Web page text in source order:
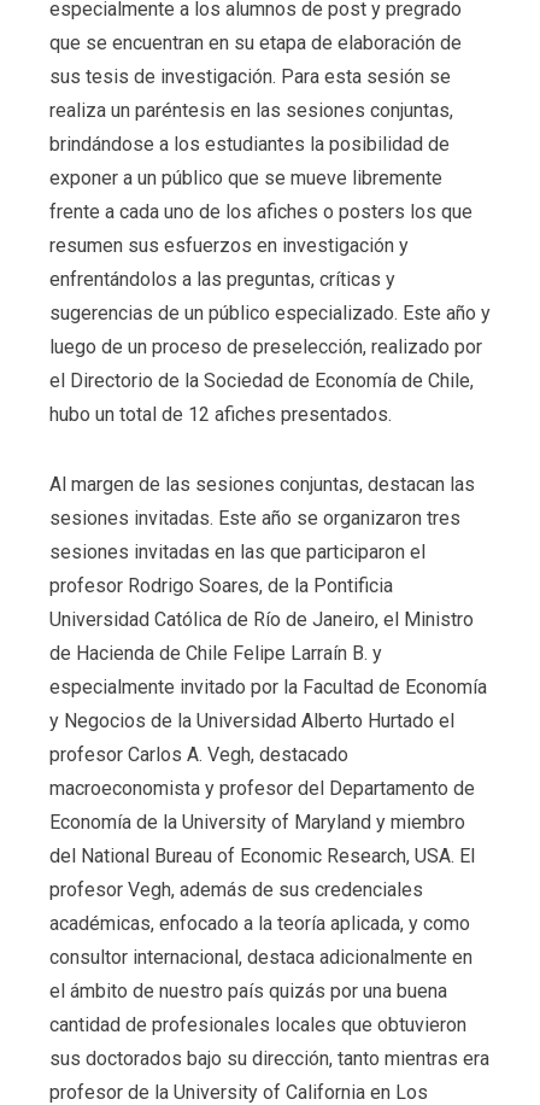
especialmente a los alumnos de post y pregrado
que se encuentran en su etapa de elaboración de
sus tesis de investigación. Para esta sesión se
realiza un paréntesis en las sesiones conjuntas,
brindándose a los estudiantes la posibilidad de
exponer a un público que se mueve libremente
frente a cada uno de los afiches o posters los que
resumen sus esfuerzos en investigación y
enfrentándolos a las preguntas, críticas y
sugerencias de un público especializado. Este año y
luego de un proceso de preselección, realizado por
el Directorio de la Sociedad de Economía de Chile,
hubo un total de 12 afiches presentados.
Al margen de las sesiones conjuntas, destacan las
sesiones invitadas. Este año se organizaron tres
sesiones invitadas en las que participaron el
profesor Rodrigo Soares, de la Pontificia
Universidad Católica de Río de Janeiro, el Ministro
de Hacienda de Chile Felipe Larraín B. y
especialmente invitado por la Facultad de Economía
y Negocios de la Universidad Alberto Hurtado el
profesor Carlos A. Vegh, destacado
macroeconomista y profesor del Departamento de
Economía de la University of Maryland y miembro
del National Bureau of Economic Research, USA. El
profesor Vegh, además de sus credenciales
académicas, enfocado a la teoría aplicada, y como
consultor internacional, destaca adicionalmente en
el ámbito de nuestro país quizás por una buena
cantidad de profesionales locales que obtuvieron
sus doctorados bajo su dirección, tanto mientras era
profesor de la University of California en Los